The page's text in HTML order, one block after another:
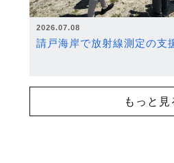
2026.07.08
請戸海岸で放射線測定の支
もっと見